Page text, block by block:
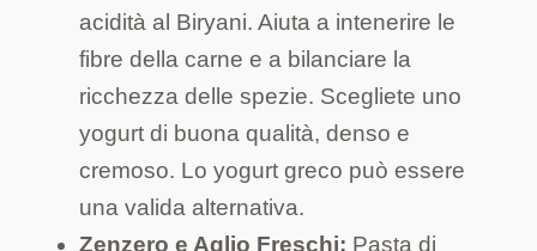
acidità al Biryani. Aiuta a intenerire le
fibre della carne e a bilanciare la
ricchezza delle spezie. Scegliete uno
yogurt di buona qualità, denso e
cremoso. Lo yogurt greco può essere
una valida alternativa.
Zenzero e Aglio Freschi: Pasta di